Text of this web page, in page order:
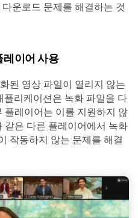
운로드 문제를 해결하는 것
레이어 사용
된 영상 파일이 열리지 않는
플리케이션은 녹화 파일을 다
플레이어는 이를 지원하지 않
같은 다른 플레이어에서 녹화
작동하지 않는 문제를 해결